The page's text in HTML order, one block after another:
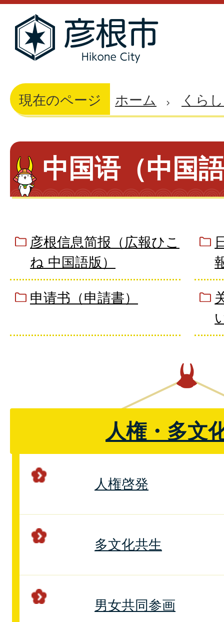
現在のページ ホーム くら
中国语（中国
彦根信息简报（広報ひこ
ね 中国語版）
申请书（申請書）
人権・多文
人権啓発
多文化共生
男女共同参画